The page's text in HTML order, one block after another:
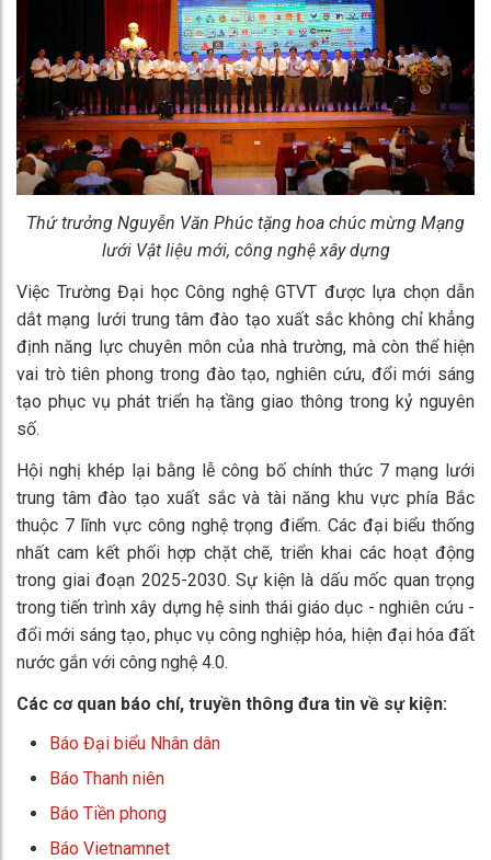
Thứ trưởng Nguyễn Văn Phúc tặng hoa chúc mừng Mạng
lưới Vật liệu mới, công nghệ xây dựng
Việc Trường Đại học Công nghệ GTVT được lựa chọn dẫn
dắt mạng lưới trung tâm đào tạo xuất sắc không chỉ khẳng
định năng lực chuyên môn của nhà trường, mà còn thể hiện
vai trò tiên phong trong đào tạo, nghiên cứu, đổi mới sáng
tạo phục vụ phát triển hạ tầng giao thông trong kỷ nguyên
số.
Hội nghị khép lại bằng lễ công bố chính thức 7 mạng lưới
trung tâm đào tạo xuất sắc và tài năng khu vực phía Bắc
thuộc 7 lĩnh vực công nghệ trọng điểm. Các đại biểu thống
nhất cam kết phối hợp chặt chẽ, triển khai các hoạt động
trong giai đoạn 2025-2030. Sự kiện là dấu mốc quan trọng
trong tiến trình xây dựng hệ sinh thái giáo dục - nghiên cứu -
đổi mới sáng tạo, phục vụ công nghiệp hóa, hiện đại hóa đất
nước gắn với công nghệ 4.0.
Các cơ quan báo chí, truyền thông đưa tin về sự kiện:
Báo Đại biểu Nhân dân
Báo Thanh niên
Báo Tiền phong
Báo Vietnamnet